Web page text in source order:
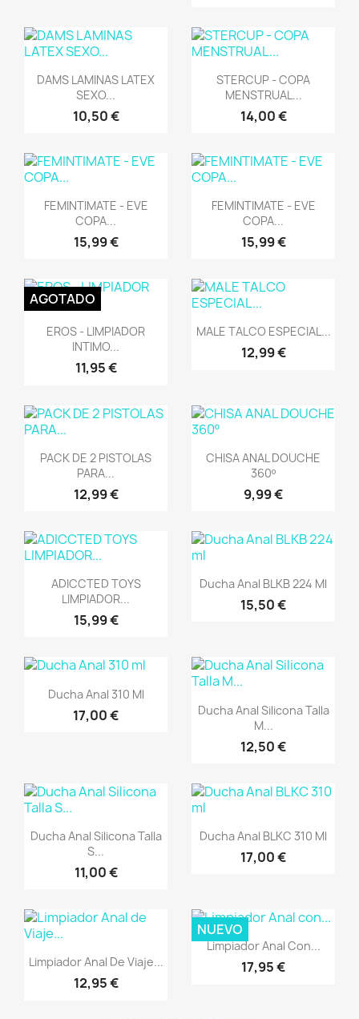
Vista rápida
DAMS LAMINAS LATEX
SEXO...
10,50 €
Vista rápida
STERCUP - COPA
MENSTRUAL...
14,00 €
Vista rápida
FEMINTIMATE - EVE
COPA...
15,99 €
Vista rápida
FEMINTIMATE - EVE
COPA...
15,99 €
Vista rápida
EROS - LIMPIADOR
INTIMO...
11,95 €
AGOTADO
Vista rápida
MALE TALCO ESPECIAL...
12,99 €
Vista rápida
PACK DE 2 PISTOLAS
PARA...
12,99 €
Vista rápida
CHISA ANAL DOUCHE
360º
9,99 €
Vista rápida
ADICCTED TOYS
LIMPIADOR...
15,99 €
Vista rápida
Ducha Anal BLKB 224 Ml
15,50 €
Vista rápida
Ducha Anal 310 Ml
17,00 €  Vista rápida
Ducha Anal Silicona Talla
M...
12,50 €
 Vista rápida
Ducha Anal Silicona Talla
S...
11,00 €
 Vista rápida
Ducha Anal BLKC 310 Ml
17,00 €
Vista rápida
Limpiador Anal De Viaje...
12,95 €
Vista rápida
Limpiador Anal Con...
17,95 €
NUEVO